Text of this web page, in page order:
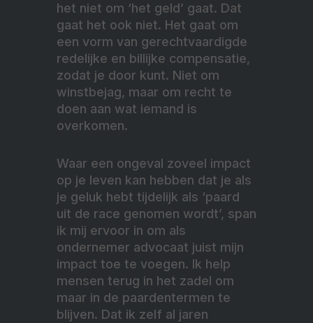
het niet om ‘het geld’ gaat. Dat
gaat het ook niet. Het gaat om
een vorm van gerechtvaardigde
redelijke en billijke compensatie,
zodat je door kunt. Niet om
winstbejag, maar om recht te
doen aan wat iemand is
overkomen.
Waar een ongeval zoveel impact
op je leven kan hebben dat je als
je geluk hebt tijdelijk als ‘paard
uit de race genomen wordt’, span
ik mij ervoor in om als
ondernemer advocaat juist mijn
impact toe te voegen. Ik help
mensen terug in het zadel om
maar in de paardentermen te
blijven. Dat ik zelf al jaren